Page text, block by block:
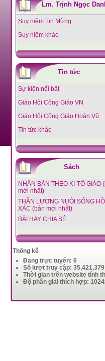
Lm. Trịnh Ngọc
Suy niệm Tin Mừng
Suy niệm khác
Tin tức
Sự kiện nổi bật
Giáo Hội Công Giáo VN
Giáo Hội Công Giáo Hoàn Vũ
Tin tức khác
Sách
NHÂN BẢN THEO KI-TÔ GIÁO
mới nhất)
THẦN LƯƠNG NUÔI SỐNG
XÁC (bản mới nhất)
BÀI HAY CHIA SẺ
Thống kê
Đang trực tuyến: 6
Số lượt truy cập:
Thời gian trên website tính
Độ phân giải thích hợp: